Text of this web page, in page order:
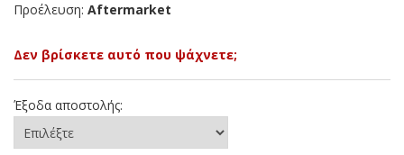
Προέλευση: Aftermarket
Δεν βρίσκετε αυτό που ψάχνετε;
Έξοδα αποστολής: